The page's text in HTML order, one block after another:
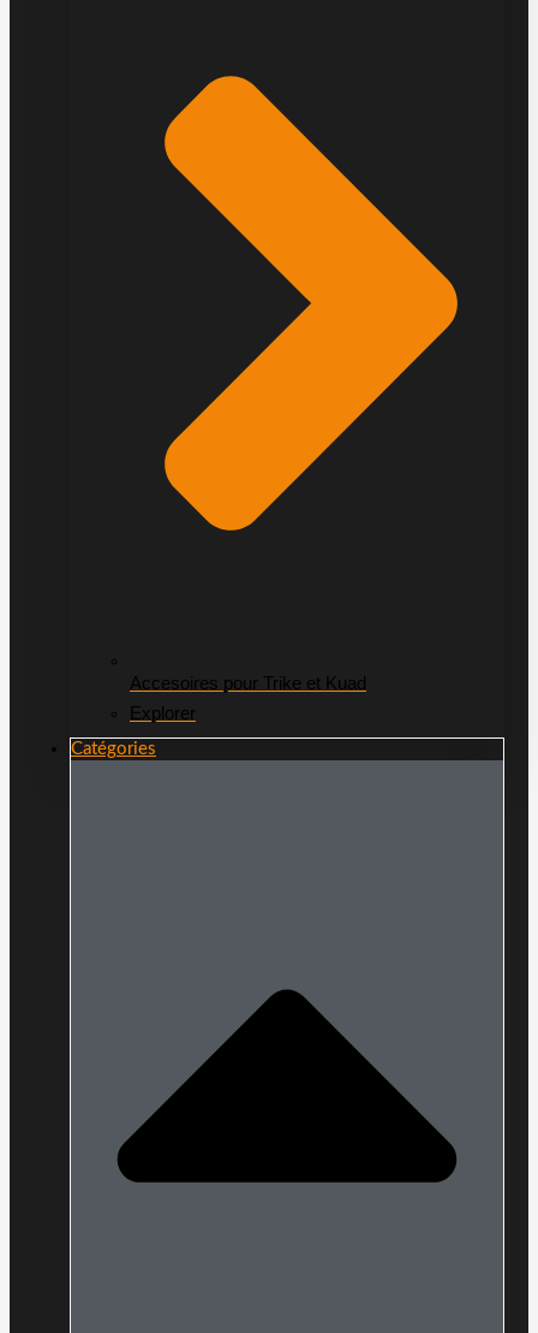
Accesoires pour Trike et Kuad
Explorer
Catégories